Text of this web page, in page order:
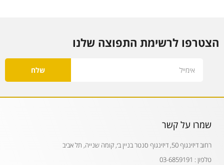
הצטרפו לרשימת התפוצה שלנו
שלח
שמרו על קשר
רחוב דיזינגוף 50, דיזינגוף סנטר בניין ב׳, קומה שנייה, תל אביב
טלפון : 03-6859191